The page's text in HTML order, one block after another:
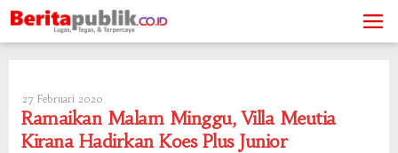
Skip
to
content
27 Februari 2020
Admin
Ramaikan Malam Minggu, Villa Meutia
Kirana Hadirkan Koes Plus Junior